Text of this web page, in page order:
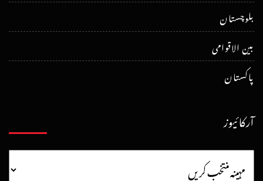
بلوچستان
بین الاقوامی
پاکستان
آرکائیوز